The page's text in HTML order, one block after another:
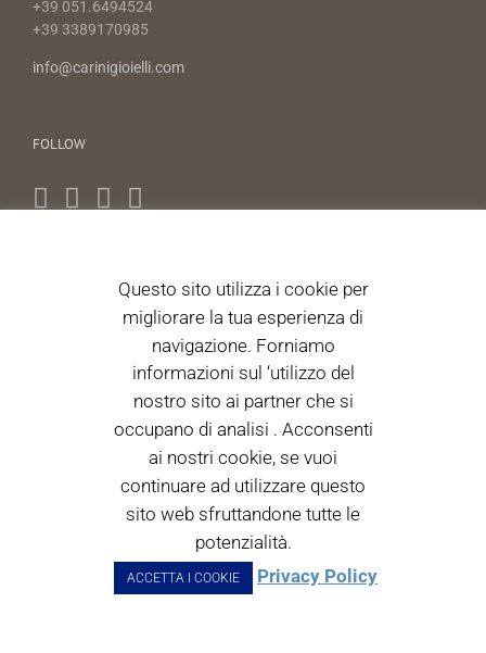
+39 051.6494524
+39 3389170985
info@carinigioielli.com
FOLLOW
Autorizzo il trattamento dei dati personali ai sensi dell'articolo
13 D.Lgs. 196/2003. 196/2003. (Informativa)
Acceto i termini di utilizzo
Questo sito utilizza i cookie per
migliorare la tua esperienza di
navigazione. Forniamo
informazioni sul ‘utilizzo del
nostro sito ai partner che si
occupano di analisi . Acconsenti
ai nostri cookie, se vuoi
continuare ad utilizzare questo
sito web sfruttandone tutte le
potenzialità.
ACCETTA I COOKIE Privacy Policy